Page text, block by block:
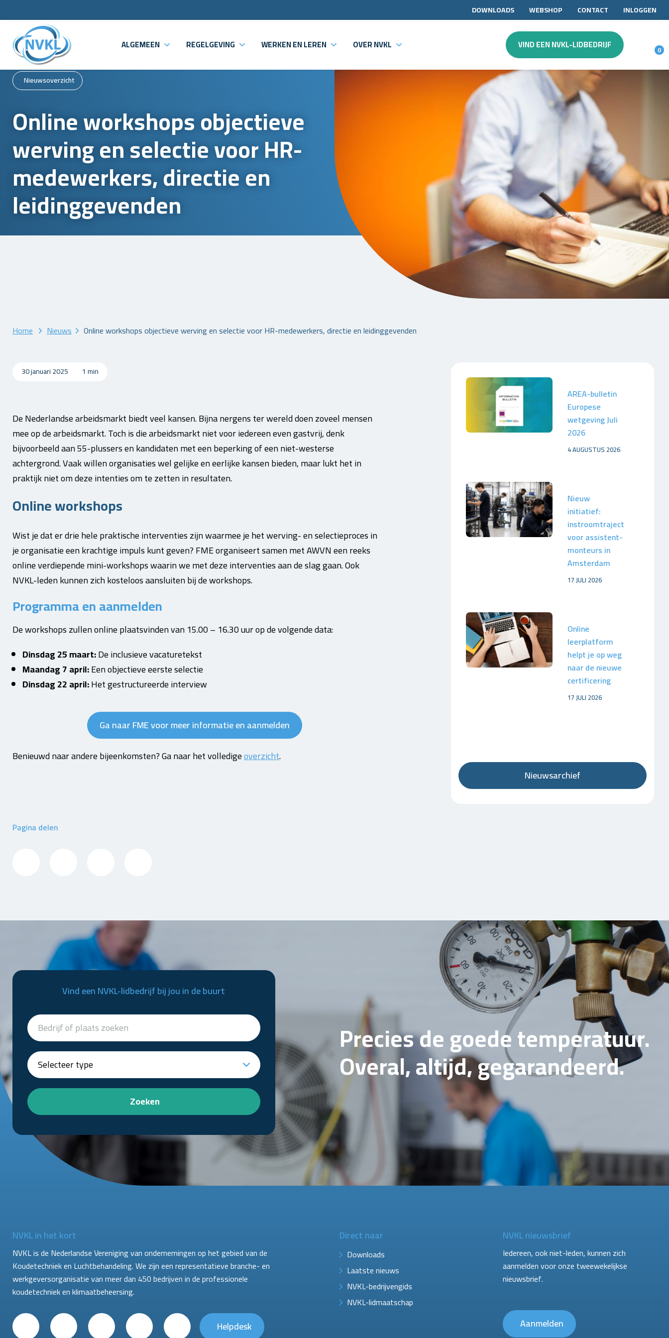
DOWNLOADS WEBSHOP CONTACT INLOGGEN
ALGEMEEN REGELGEVING WERKEN EN LEREN OVER NVKL VIND EEN NVKL-LIDBEDRIJF 0
Nieuwsoverzicht
Online workshops objectieve
werving en selectie voor HR-
medewerkers, directie en
leidinggevenden
Home Nieuws Online workshops objectieve werving en selectie voor HR-medewerkers, directie en leidinggevenden
30 januari 2025 1 min
De Nederlandse arbeidsmarkt biedt veel kansen. Bijna nergens ter wereld doen zoveel mensen
mee op de arbeidsmarkt. Toch is die arbeidsmarkt niet voor iedereen even gastvrij, denk
bijvoorbeeld aan 55-plussers en kandidaten met een beperking of een niet-westerse
achtergrond. Vaak willen organisaties wel gelijke en eerlijke kansen bieden, maar lukt het in
praktijk niet om deze intenties om te zetten in resultaten.
Online workshops
Wist je dat er drie hele praktische interventies zijn waarmee je het werving- en selectieproces in
je organisatie een krachtige impuls kunt geven? FME organiseert samen met AWVN een reeks
online verdiepende mini-workshops waarin we met deze interventies aan de slag gaan. Ook
NVKL-leden kunnen zich kosteloos aansluiten bij de workshops.
Programma en aanmelden
De workshops zullen online plaatsvinden van 15.00 – 16.30 uur op de volgende data:
Dinsdag 25 maart:De inclusieve vacaturetekst
Maandag 7 april:Een objectieve eerste selectie
Dinsdag 22 april:Het gestructureerde interview
Ga naar FME voor meer informatie en aanmelden
Benieuwd naar andere bijeenkomsten? Ga naar het volledigeoverzicht.
Pagina delen
AREA-bulletin
Europese
wetgeving Juli
2026
4 AUGUSTUS 2026
Nieuw
initiatief:
instroomtraject
voor assistent-
monteurs in
Amsterdam
17 JULI 2026
Online
leerplatform
helpt je op weg
naar de nieuwe
certificering
17 JULI 2026
Nieuwsarchief
Vind een NVKL-lidbedrijf bij jou in de buurt
Zoeken
Precies de goede temperatuur.
Overal, altijd, gegarandeerd.
NVKL in het kort
NVKL is de Nederlandse Vereniging van ondernemingen op het gebied van de
Koudetechniek en Luchtbehandeling. We zijn een representatieve branche- en
werkgeversorganisatie van meer dan 450 bedrijven in de professionele
koudetechniek en klimaatbeheersing.
Helpdesk
Direct naar
Downloads
Laatste nieuws
NVKL-bedrijvengids
NVKL-lidmaatschap
NVKL nieuwsbrief
Iedereen, ook niet-leden, kunnen zich
aanmelden voor onze tweewekelijkse
nieuwsbrief.
Aanmelden